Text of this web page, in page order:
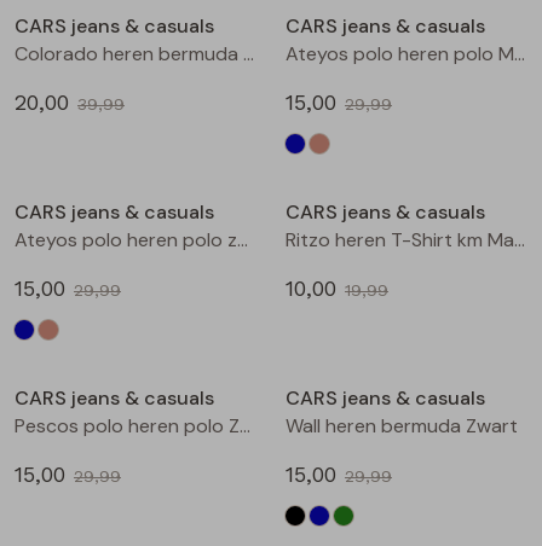
Blouses lange mouw
Sweatshirts
Gilet spencers
Jackjes
Blazers
Bermuda's
Lange broek
Jackjes
Jassen
Leggings
Rokken
Lange broeken
Lange broeken
Leggings
T-shirts lange mouw
Tops
Vesten
CARS jeans & casuals
Colorado heren bermuda l.stone denim
20,00 39,99
CARS jeans & casuals
Ateyos polo heren polo Marine
15,00 29,99
CARS jeans & casuals
Ateyos polo heren polo zand
15,00 29,99
CARS jeans & casuals
Ritzo heren T-Shirt km Marine
10,00 19,99
CARS jeans & casuals
Pescos polo heren polo Zwart
15,00 29,99
CARS jeans & casuals
Wall heren bermuda Zwart
15,00 29,99